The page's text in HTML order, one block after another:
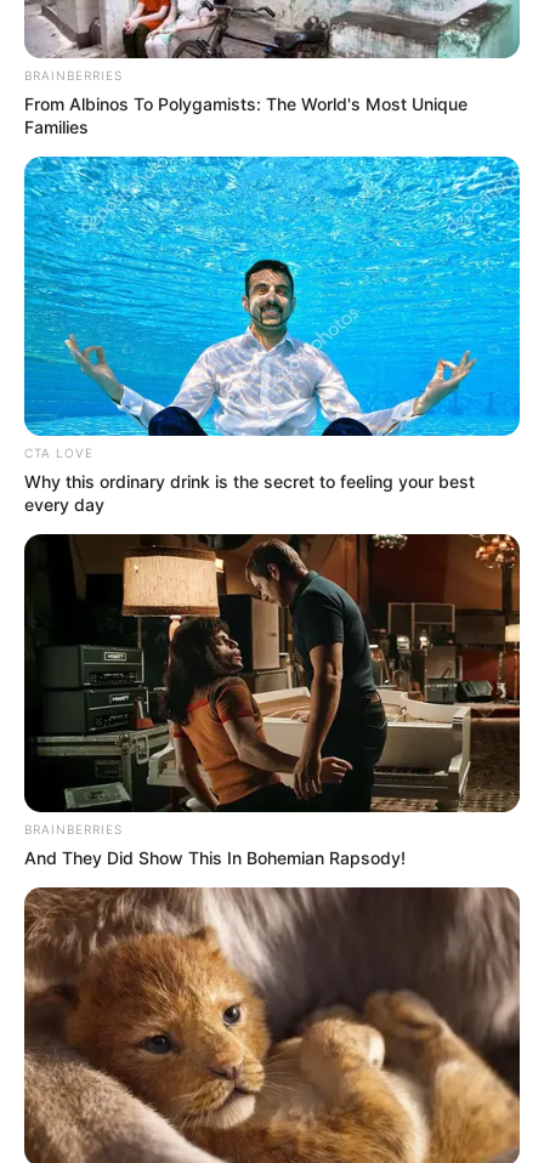
BRAINBERRIES
From Albinos To Polygamists: The World's Most Unique
Families
CTA LOVE
Why this ordinary drink is the secret to feeling your best
every day
BRAINBERRIES
And They Did Show This In Bohemian Rapsody!